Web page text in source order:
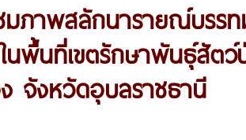
ภาพสลักนารายณ์บรร
พื้นที่เขตรักษาพันธุ์สัตว์
จังหวัดอุบลราชธานี